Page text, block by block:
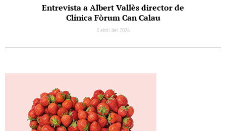
Entrevista a Albert Vallès director de
Clínica Fòrum Can Calau
8 abril del 2026